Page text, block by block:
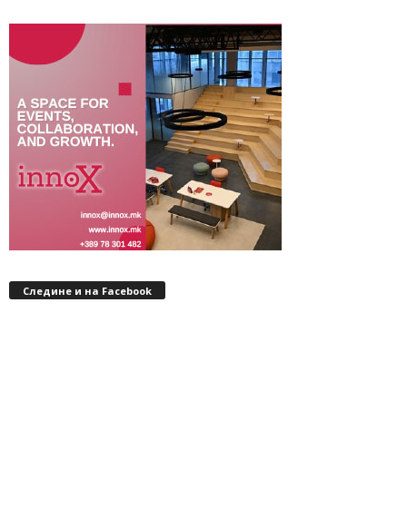
Следине и на Facebook